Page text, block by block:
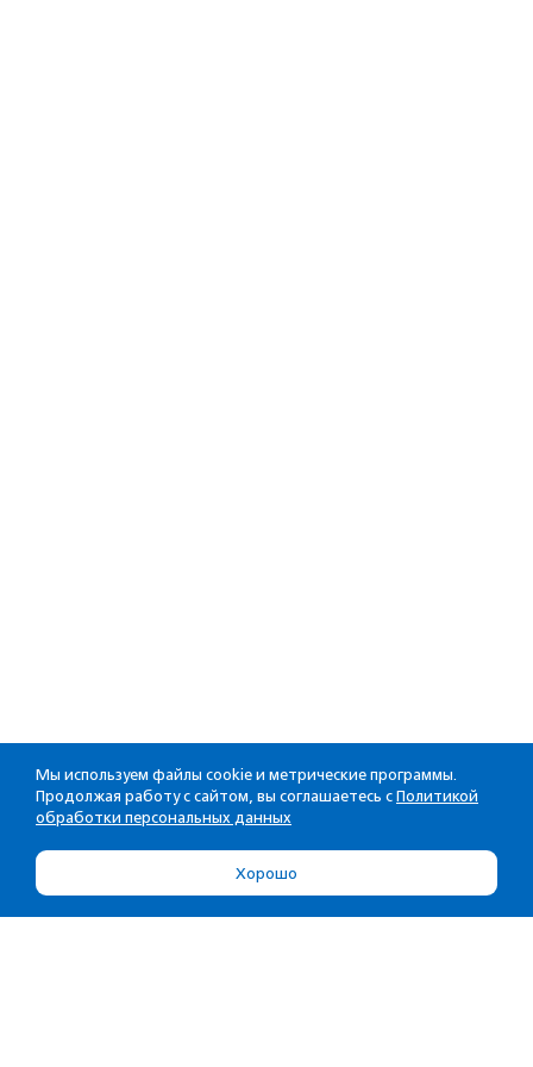
Мы используем файлы cookie и метрические программы.
Продолжая работу с сайтом, вы соглашаетесь с Политикой
обработки персональных данных
Хорошо